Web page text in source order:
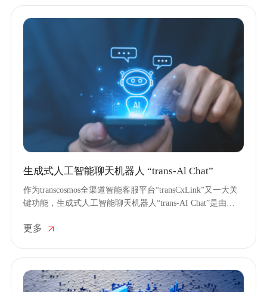
生成式人工智能聊天机器人 “trans-Al Chat”
作为transcosmos全渠道智能客服平台“transCxLink”又一大关
键功能，生成式人工智能聊天机器人“trans-AI Chat”是由
联络中心的人机协同服务模式，让顾客毫无觉察地跟对话机
更多